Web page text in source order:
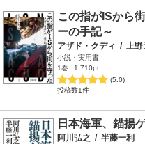
この指がISから
ーの手記～
アザド・クディ / 上野
小説・実用書
1巻
1,710pt
(5.0)
投稿数1件
日本海軍、錨揚ゲ
阿川弘之 / 半藤一利